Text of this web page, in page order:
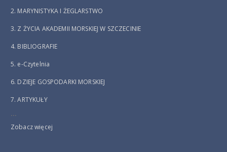
2. MARYNISTYKA I ŻEGLARSTWO
3. Z ŻYCIA AKADEMII MORSKIEJ W SZCZECINIE
4. BIBLIOGRAFIE
5. e-Czytelnia
6. DZIEJE GOSPODARKI MORSKIEJ
7. ARTYKUŁY
...
Zobacz więcej